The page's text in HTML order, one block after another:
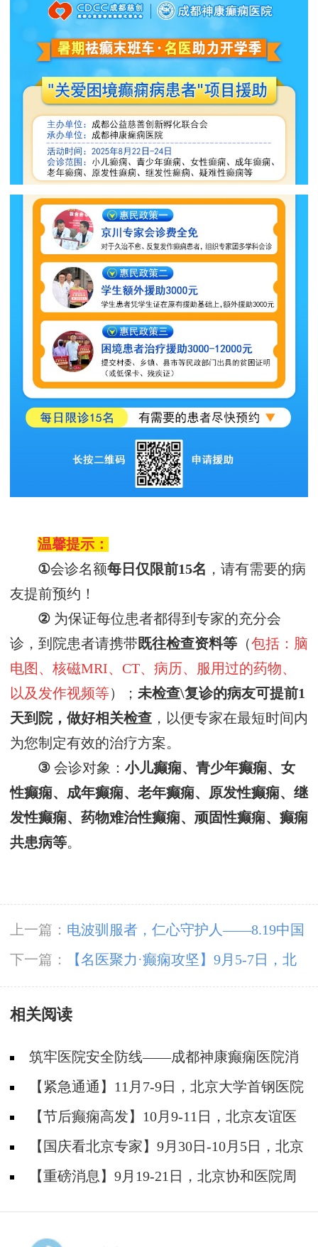
温馨提示：
①会诊名额每日仅 限前15名 ，请有需要的病
友提前预约！
② 为保证每位患者都得到专家的充分会
诊， 到院患者请携带既往检查资料等 （包括：脑
电图、核磁MRI、CT、病历、服用过的药物、
以及发作视频等） ； 未检查\复诊的病友可提前1
天到院，做好相关检查 ，以便专家在最短时间内
为您制定有效的治疗方案。
③会诊对象：小儿癫痫、青少年癫痫、女
性癫痫、成年癫痫、老年癫痫、原发性癫痫、继
发性癫痫、药物难治性癫痫、顽固性癫痫、癫痫
共患病等。
上一篇： 电波驯服者，仁心守护人——8.19中国
医师节致敬神康抗癫团队
下一篇：
【名医聚力·癫痫攻坚】9月5-7日，北
京朝阳医院神经内科周立春博士成都公益会诊，
名额有限，速约！
相关阅读
筑牢医院安全防线——成都神康癫痫医院消
防安全培训纪实
【紧急通通】11月7-9日，北京大学首钢医院
神经内科胡颖教授亲临成都会诊，破解癫痫疑难
【节后癫痫高发】10月9-11日，北京友谊医
院陈葵博士免费会诊+治疗援助，破解癫痫难
题！
【国庆看北京专家】9月30日-10月5日，北京
天坛&首钢医院两大专家蓉城亲诊+癫痫大额救
【重磅消息】9月19-21日，北京协和医院周